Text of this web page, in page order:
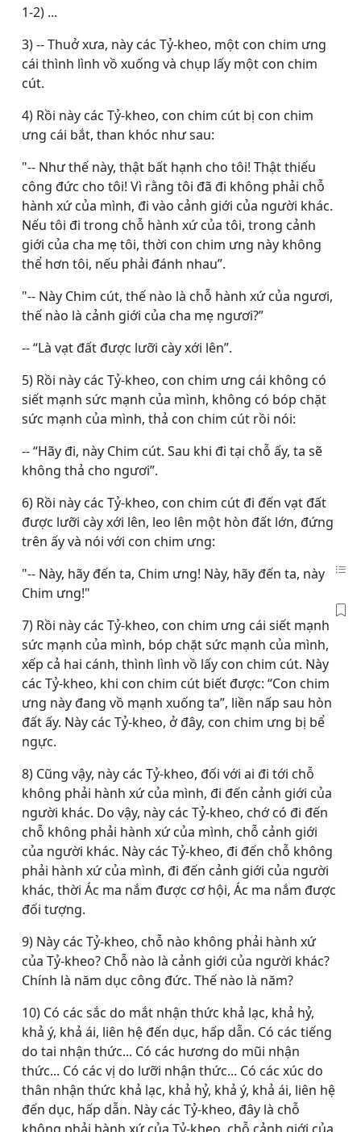
1-2) ...
3) -- Thuở xưa, này các Tỷ-kheo, một con chim ưng
cái thình lình vồ xuống và chụp lấy một con chim
cút.
4) Rồi này các Tỷ-kheo, con chim cút bị con chim
ưng cái bắt, than khóc như sau:
"-- Như thế này, thật bất hạnh cho tôi! Thật thiếu
công đức cho tôi! Vì rằng tôi đã đi không phải chỗ
hành xứ của mình, đi vào cảnh giới của người khác.
Nếu tôi đi trong chỗ hành xứ của tôi, trong cảnh
giới của cha mẹ tôi, thời con chim ưng này không
thể hơn tôi, nếu phải đánh nhau”.
"-- Này Chim cút, thế nào là chỗ hành xứ của ngươi,
thế nào là cảnh giới của cha mẹ ngươi?”
-- “Là vạt đất được lưỡi cày xới lên”.
5) Rồi này các Tỷ-kheo, con chim ưng cái không có
siết mạnh sức mạnh của mình, không có bóp chặt
sức mạnh của mình, thả con chim cút rồi nói:
-- “Hãy đi, này Chim cút. Sau khi đi tại chỗ ấy, ta sẽ
không thả cho ngươi”.
6) Rồi này các Tỷ-kheo, con chim cút đi đến vạt đất
được lưỡi cày xới lên, leo lên một hòn đất lớn, đứng
trên ấy và nói với con chim ưng:
"-- Này, hãy đến ta, Chim ưng! Này, hãy đến ta, này
Chim ưng!"
7) Rồi này các Tỷ-kheo, con chim ưng cái siết mạnh
sức mạnh của mình, bóp chặt sức mạnh của mình,
xếp cả hai cánh, thình lình vồ lấy con chim cút. Này
các Tỷ-kheo, khi con chim cút biết được: “Con chim
ưng này đang vồ mạnh xuống ta”, liền nấp sau hòn
đất ấy. Này các Tỷ-kheo, ở đây, con chim ưng bị bể
ngực.
8) Cũng vậy, này các Tỷ-kheo, đối với ai đi tới chỗ
không phải hành xứ của mình, đi đến cảnh giới của
người khác. Do vậy, này các Tỷ-kheo, chớ có đi đến
chỗ không phải hành xứ của mình, chỗ cảnh giới
của người khác. Này các Tỷ-kheo, đi đến chỗ không
phải hành xứ của mình, đi đến cảnh giới của người
khác, thời Ác ma nắm được cơ hội, Ác ma nắm được
đối tượng.
9) Này các Tỷ-kheo, chỗ nào không phải hành xứ
của Tỷ-kheo? Chỗ nào là cảnh giới của người khác?
Chính là năm dục công đức. Thế nào là năm?
10) Có các sắc do mắt nhận thức khả lạc, khả hỷ,
khả ý, khả ái, liên hệ đến dục, hấp dẫn. Có các tiếng
do tai nhận thức... Có các hương do mũi nhận
thức... Có các vị do lưỡi nhận thức... Có các xúc do
thân nhận thức khả lạc, khả hỷ, khả ý, khả ái, liên hệ
đến dục, hấp dẫn. Này các Tỷ-kheo, đây là chỗ